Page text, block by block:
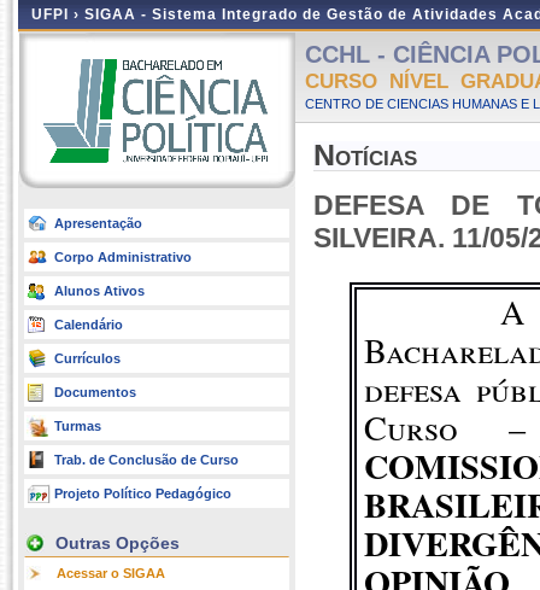
UFPI › SIGAA - Sistema Integrado de Gestão de Atividades
Apresentação
Corpo Administrativo
Alunos Ativos
Calendário
Currículos
Documentos
Turmas
Trab. de Conclusão de Curso
Projeto Político Pedagógico
Outras Opções
Acessar o SIGAA
CCHL - CIÊNCIA
CURSO NÍVEL
CENTRO DE CIENCIAS HUMANAS E
Notícias
DEFESA DE
SILVEIRA. 11/
defesa
Curso